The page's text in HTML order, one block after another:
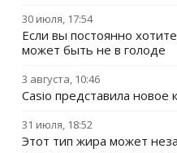
30 июля, 17:54
Если вы постоянно
может быть не в голоде
3 августа, 10:46
Casio представила новое
31 июля, 18:52
Этот тип жира может